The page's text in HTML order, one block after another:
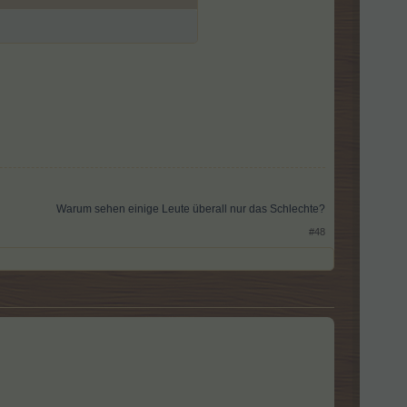
Warum sehen einige Leute überall nur das Schlechte?​
#48